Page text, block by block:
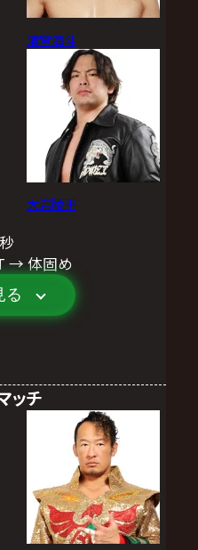
清宮海斗
大岩陵平
→ 体固め
る
ッチ